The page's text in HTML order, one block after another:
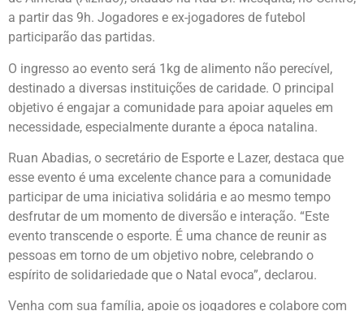
a partir das 9h. Jogadores e ex-jogadores de futebol
participarão das partidas.
O ingresso ao evento será 1kg de alimento não perecível,
destinado a diversas instituições de caridade. O principal
objetivo é engajar a comunidade para apoiar aqueles em
necessidade, especialmente durante a época natalina.
Ruan Abadias, o secretário de Esporte e Lazer, destaca que
esse evento é uma excelente chance para a comunidade
participar de uma iniciativa solidária e ao mesmo tempo
desfrutar de um momento de diversão e interação. “Este
evento transcende o esporte. É uma chance de reunir as
pessoas em torno de um objetivo nobre, celebrando o
espírito de solidariedade que o Natal evoca”, declarou.
Venha com sua família, apoie os jogadores e colabore com